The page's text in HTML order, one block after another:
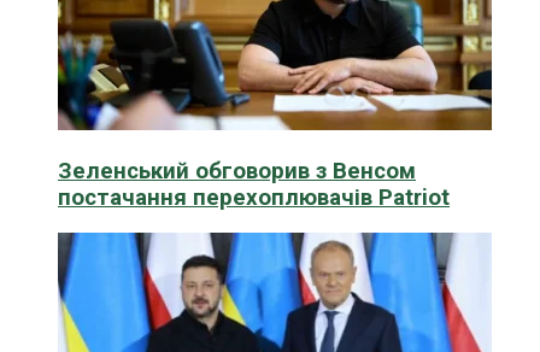
Зеленський обговорив з Венсом
постачання перехоплювачів Patriot